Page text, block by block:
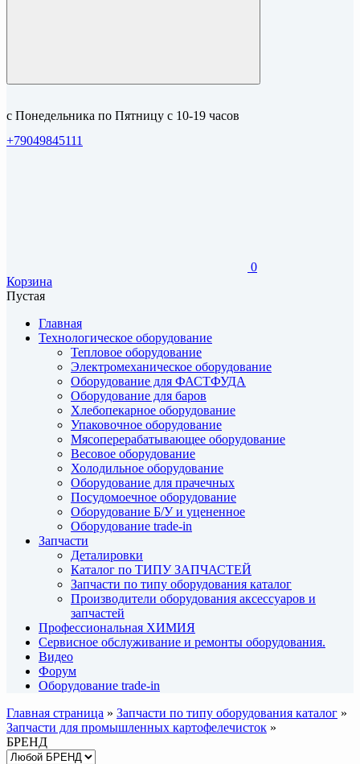
с Понедельника по Пятницу с 10-19 часов
+79049845111
0
Корзина
Пустая
Главная
Технологическое оборудование
Тепловое оборудование
Электромеханическое оборудование
Оборудование для ФАСТФУДА
Оборудование для баров
Хлебопекарное оборудование
Упаковочное оборудование
Мясоперерабатывающее оборудование
Весовое оборудование
Холодильное оборудование
Оборудование для прачечных
Посудомоечное оборудование
Оборудование Б/У и уцененное
Оборудование trade-in
Запчасти
Деталировки
Каталог по ТИПУ ЗАПЧАСТЕЙ
Запчасти по типу оборудования каталог
Производители оборудования аксессуаров и
запчастей
Профессиональная ХИМИЯ
Сервисное обслуживание и ремонты оборудования.
Видео
Форум
Оборудование trade-in
Главная страница » Запчасти по типу оборудования каталог »
Запчасти для промышленных картофелечисток »
БРЕНД